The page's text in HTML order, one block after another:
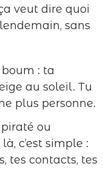
veut dire quoi
sans
: ta
au soleil. Tu
plus personne.
ou
c’est simple :
tes contacts, tes